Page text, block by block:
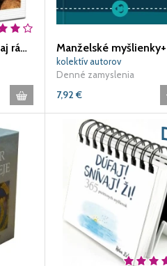
Rob, čo máš rád, maj rád, čo robíš Manželské myšlienky+
kolektív autorov
Denné zamyslenia
7,92 €